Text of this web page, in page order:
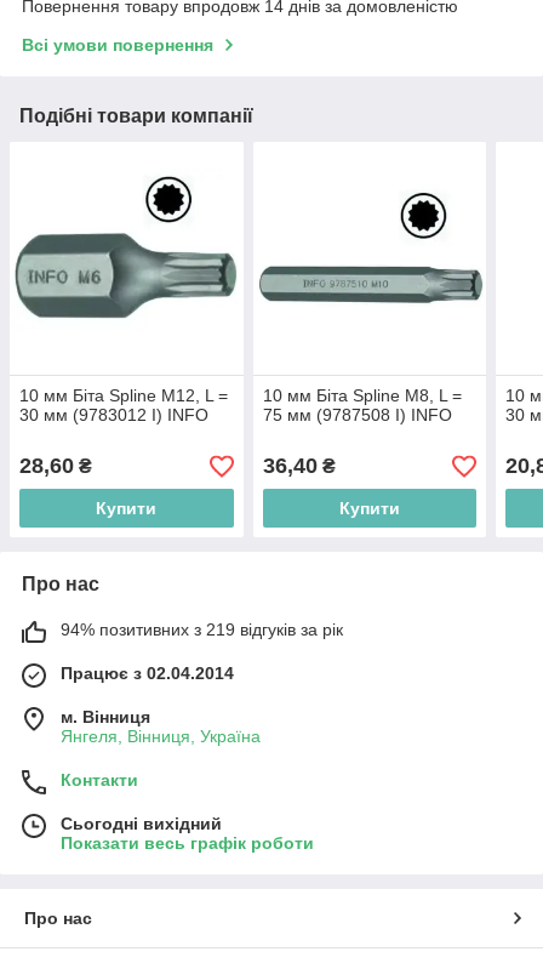
Повернення товару впродовж 14 днів за домовленістю
Всі умови повернення
Подібні товари компанії
10 мм Біта Spline M12, L =
30 мм (9783012 I) INFO
28,60 ₴
Купити
10 мм Біта Spline M8, L =
75 мм (9787508 I) INFO
36,40₴
Купити
10
30
Про нас
94% позитивних з 219 відгуків за рік
Працює з 02.04.2014
м. Вінниця
Янгеля, Вінниця, Україна
Контакти
Сьогодні вихідний
Показати весь графік роботи
Про нас